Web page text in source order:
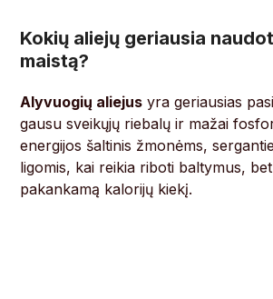
Kokių aliejų geriausia
maistą?
Alyvuogių aliejus yra geriausias
gausu sveikųjų riebalų ir mažai
energijos šaltinis žmonėms,
ligomis, kai reikia riboti baltymus,
pakankamą kalorijų kiekį.